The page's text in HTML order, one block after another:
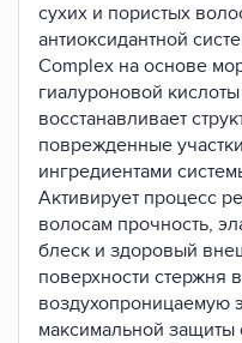
сухих и пористых
антиоксидантной
Complex на основе
гиалуроновой
восстанавливает
поврежденные
ингредиентами
Активирует процесс
волосам прочность,
блеск и здоровый
поверхности стержня
воздухопроницаемую
максимальной защиты